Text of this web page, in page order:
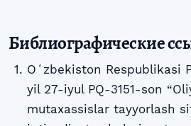
Библиографические
Oʻzbekiston Respublikasi
yil 27-iyul PQ-3151-son
mutaxassislar tayyorlash